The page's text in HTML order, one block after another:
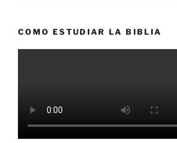
COMO ESTUDIAR LA BIBLIA